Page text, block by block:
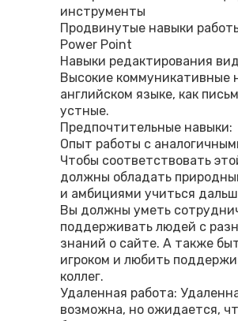
инструменты
Продвинутые навыки
Power Point
Навыки редактирования
Высокие коммуникативные
английском языке, как
устные.
Предпочтительные навыки:
Опыт работы с
Чтобы соответствовать
должны обладать
и амбициями учиться
Вы должны уметь
поддерживать людей с
знаний о сайте. А также
игроком и любить
коллег.
Удаленная работа:
возможна, но ожидается,